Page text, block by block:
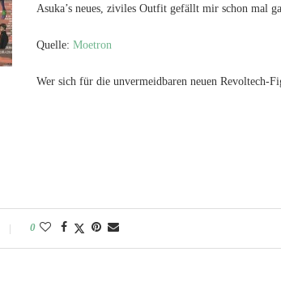
Asuka’s neues, ziviles Outfit gefällt mir schon mal
Quelle: Moetron
Wer sich für die unvermeidbaren neuen Revoltech-
0